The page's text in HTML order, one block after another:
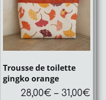
Trousse de toilette
gingko orange
28,00€ – 31,00€